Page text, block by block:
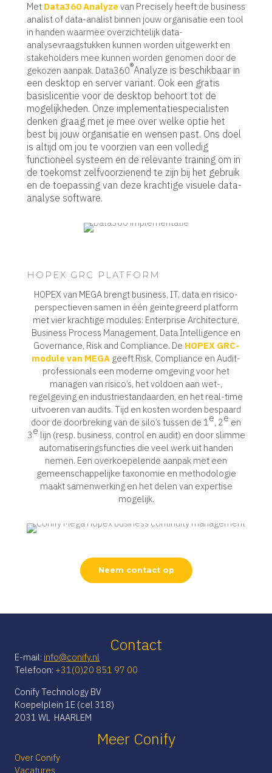
Met Data360 Analyze van Precisely heeft de business
analist of data-analist binnen jouw organisatie een tool
in handen waarmee overzichtelijk data-
analysevraagstukken kunnen worden uitgewerkt en
stakeholders mee kunnen worden genomen door de
gekozen aanpak. Data360®Analyze is beschikbaar in
een desktop en server variant. Ook een gratis
basislicentie voor de desktop behoort tot de
mogelijkheden. Onze implementatiespecialisten
denken graag met je mee over welke optie het
best bij jouw organisatie en wensen past. Ons doel
is altijd om jou te voorzien van een volledig
functioneel systeem en de relevante training om in
de toekomst zelfvoorzienend te zijn bij het gebruik
en de toepassing van deze krachtige visuele data-
analyse software.
HOPEX GRC PLATFORM
HOPEX van MEGA brengt business, IT, data en risico-
perspectieven samen in één geïntegreerd platform
met vier krachtige modules: Enterprise Architecture,
Business Process Management, Data Intelligence en
Governance, Risk and Compliance. De HOPEX GRC-
module van MEGA geeft Risk, Compliance en Audit-
professionals een moderne omgeving voor het
managen van risico’s, het voldoen aan wet-,
regelgeving en industriestandaarden, en het real-time
uitvoeren van audits. Tijd en kosten worden bespaard
door de doorbreking van de silo’s tussen de 1e, 2e en
3e lijn (resp. business, control en audit) en door slimme
automatiseringsfuncties die veel werk uit handen
nemen. Een overkoepelende aanpak met een
gemeenschappelijke taxonomie en methodologie
maakt samenwerking en het delen van expertise
mogelijk.
Neem contact op
Contact
E-mail: info@conify.nl
Telefoon: +31(0)20 851 97 00
Conify Technology BV
Koepelplein 1E (cel 318)
2031 WL HAARLEM
Meer Conify
Over Conify
Vacatures